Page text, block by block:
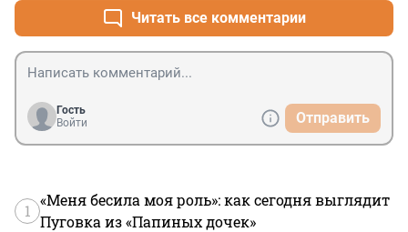
нервы, время и деньгиЧитать все комментарии
Гость
Войти
Отправить
1
«Меня бесила моя роль»: как сегодня выглядит
Пуговка из «Папиных дочек»